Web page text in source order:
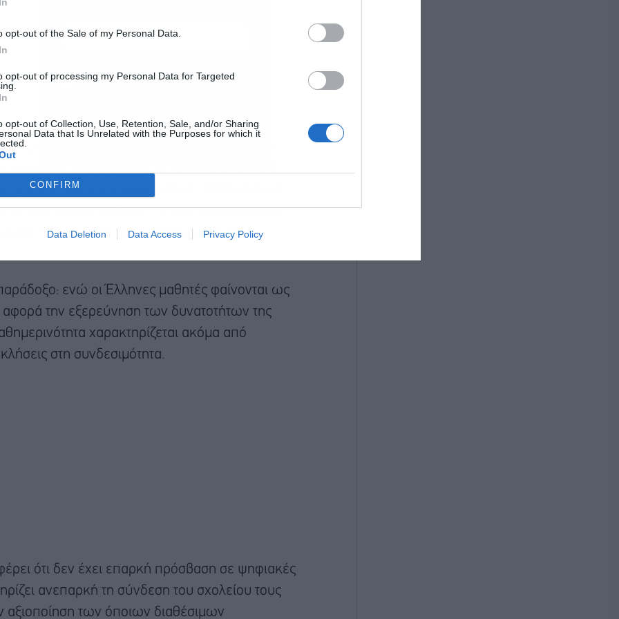
opt-out of the Sale of my Personal Data.
opt-out of processing my Personal Data for Targeted
opt-out of Collection, Use, Retention, Sale, and/or Sharing
Data that Is Unrelated with the Purposes for which it
CONFIRM
Data Deletion Data Access Privacy Policy
στην Ελλάδα θεωρεί την πρόσβαση σε
για την επαγγελματική σταδιοδρομία
τους μισούς μαθητές (το 54%) δηλώνουν ότι
Νοημοσύνη για να βελτιώνουν τις
ενώ οι Έλληνες μαθητές φαίνονται ως
την εξερεύνηση των δυνατοτήτων της
χαρακτηρίζεται ακόμα από
στη συνδεσιμότητα.
ότι δεν έχει επαρκή πρόσβαση σε ψηφιακές
ανεπαρκή τη σύνδεση του σχολείου τους
αξιοποίηση των όποιων διαθέσιμων
Αποδέχομαι τουςόρους χρήσης
Εγγραφή